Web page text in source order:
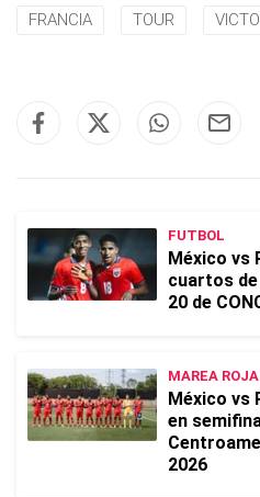
FRANCIA TOUR
FUTBOL
México vs
cuartos
20 de
MAREA ROJA
México vs
en
2026